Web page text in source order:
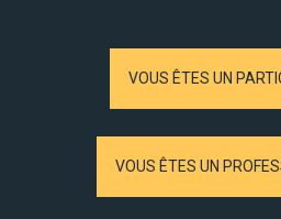
VOUS ÊTES UN
VOUS ÊTES UN